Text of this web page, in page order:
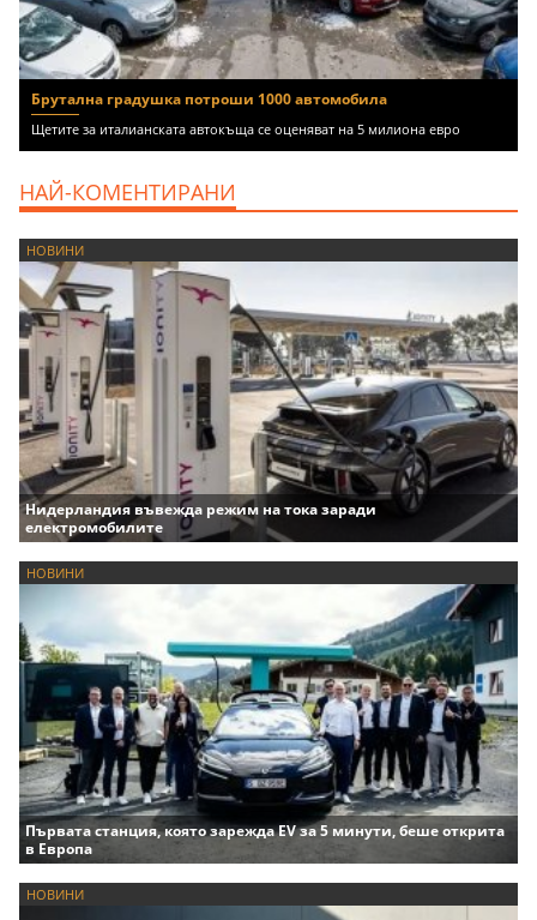
Брутална градушка потроши 1000 автомобила
Щетите за италианската автокъща се оценяват на 5 милиона евро
НАЙ-КОМЕНТИРАНИ
НОВИНИ
Нидерландия въвежда режим на тока заради
електромобилите
НОВИНИ
Първата станция, която зарежда EV за 5 минути, беше открита
в Европа
НОВИНИ